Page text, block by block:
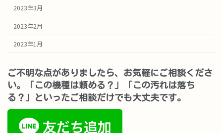
2023年3月
2023年2月
2023年1月
ご不明な点がありましたら、お気軽にご相談くださ
い。「この機種は頼める？」「この汚れは落ち
る？」といったご相談だけでも大丈夫です。